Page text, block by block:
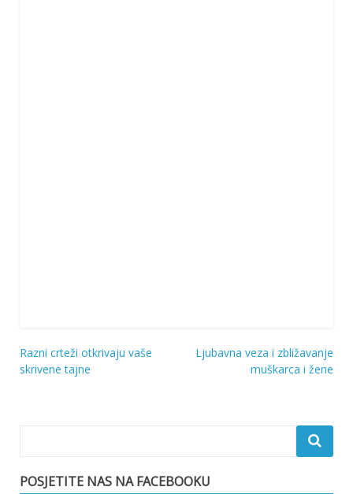
Navigacija
Razni crteži otkrivaju vaše
skrivene tajne
Ljubavna veza i zbližavanje
muškarca i žene
POSJETITE NAS NA FACEBOOKU